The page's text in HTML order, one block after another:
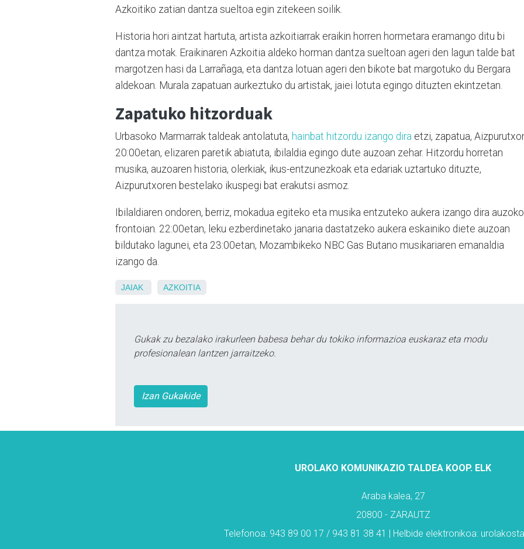
Azkoitiko zatian dantza sueltoa egin zitekeen soilik.
Historia hori aintzat hartuta, artista azkoitiarrak eraikin horren hormetara eramango ditu bi
dantza motak. Eraikinaren Azkoitia aldeko horman dantza sueltoan ageri den lagun talde bat
margotzen hasi da Larrañaga, eta dantza lotuan ageri den bikote bat margotuko du Bergara
aldekoan. Murala zapatuan aurkeztuko du artistak, jaiei lotuta egingo dituzten ekintzetan.
Zapatuko hitzorduak
Urbasoko Marmarrak taldeak antolatuta, hainbat hitzordu izango dira etzi, zapatua,
20:00etan, elizaren paretik abiatuta, ibilaldia egingo dute auzoan zehar. Hitzordu horretan
musika, auzoaren historia, olerkiak, ikus-entzunezkoak eta edariak uztartuko dituzte,
Aizpurutxoren bestelako ikuspegi bat erakutsi asmoz.
Ibilaldiaren ondoren, berriz, mokadua egiteko eta musika entzuteko aukera izango dira auzoko
frontoian. 22:00etan, leku ezberdinetako janaria dastatzeko aukera eskainiko diete auzoan
bildutako lagunei, eta 23:00etan, Mozambikeko NBC Gas Butano musikariaren emanaldia
izango da.
JAIAK AZKOITIA
Gukak zu bezalako irakurleen babesa behar du tokiko informazioa euskaraz eta modu
profesionalean lantzen jarraitzeko.
Izan Gukakide
UROLAKO KOMUNIKAZIO TALDEA KOOP. ELK
Araba kalea, 27
20800 - ZARAUTZ
Telefonoa: 943 89 00 17 / 943 81 38 41 | Helbide elektronikoa: